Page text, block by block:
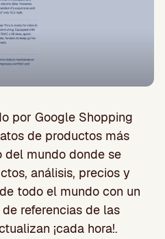
por Google Shopping
de productos más
mundo donde se
análisis, precios y
todo el mundo con un
referencias de las
¡cada hora!.